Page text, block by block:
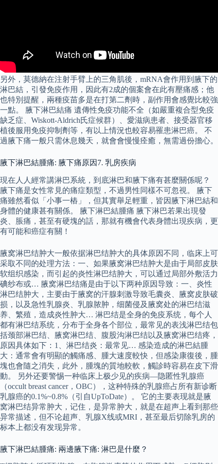
另外，莫德納在注射手臂上的三角肌後，mRNA會作用到腋下的
淋巴結，引發免疫作用，因此有2成的個案會在此有壓痛感；他
也特別提醒，兩種疫苗多是在打第二劑時，副作用會感覺比較強
一點。 腋下淋巴結痛 遺傳性免疫功能不全（如嚴重複合型免疫
缺乏症、Wiskott-Aldrich氏症候群）、愛滋病患者、接受器官移
植後服用免疫抑制劑等，有以上情況也較容易罹患淋巴癌。 不
過腋下痛一般只需休息幾天，就會會慢慢痊癒，無需過份擔心。
腋下淋巴結腫痛: 腋下痛原因7. 乳房疾病
現在人人經常講淋巴系統，到底淋巴和腋下痛有甚麼關係呢？
腋下痛是女性常見的痛症類型，不過男性同樣不可忽視。 腋下
痛雖然看似「小事一樁」，但其實舉足輕重，皆因腋下淋巴結和
身體的健康甚有關係。 腋下淋巴結腫痛 腋下淋巴若果出現發
炎、脹痛，甚至有硬塊的話，那就有機會代表身體出現疾病，更
有可能和癌症有關！
腋窝淋巴结肿大一般依据淋巴结肿大的具体原因不同，临床上可
采取不同的处理方法：一、如果腋窝淋巴结肿大是由于局部皮肤
软组织感染，而引起的炎性淋巴结肿大，可以通过局部外敷活力
碘纱布或… 腋窝淋巴结痛是由于以下两种原因导致：一、炎性
淋巴结肿大，主要由于腋窝的汗腺刺激导致毛囊炎、腋窝皮肤破
损，以及急性乳腺炎、乳腺脓肿，细菌侵及腋窝处的淋巴结滋
养、繁殖，造成炎性肿大… 淋巴结是全身的免疫系统，每个人
都有淋巴结系统，分布于全身各个部位，最常见的表浅淋巴结包
括颈部淋巴结、腋窝淋巴结、腹股沟淋巴结以及腋窝淋巴结疼，
原因具体如下：1、淋巴结炎：最常见… 感染造成的淋巴結腫
大：通常會有明顯的觸痛感、腫大速度較快，但感染康復後，腫
塊也會隨之消失，此外，腫塊的質地較軟，觸診時容易在皮下滑
動。 另外还要警惕一种临床上极少见的疾病—隐匿性乳腺癌
（occult breast cancer，OBC），这种特殊的乳腺癌占所有新诊断
乳腺癌的0.1%~0.8%（引自UpToDate）。 它的主要表现就是腋
窝淋巴结异常肿大，记住，是异常肿大，就是在超声上看到那些
异常描述，但不论超声、乳腺X线或MRI，甚至最后切除乳房的
标本上都没有发现异常。
腋下淋巴結腫痛: 兩邊腋下痛: 淋巴是什麼？